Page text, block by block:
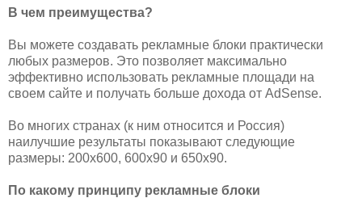
В чем преимущества?
Вы можете создавать рекламные блоки практически
любых размеров. Это позволяет максимально
эффективно использовать рекламные площади на
своем сайте и получать больше дохода от AdSense.
Во многих странах (к ним относится и Россия)
наилучшие результаты показывают следующие
размеры: 200x600, 600x90 и 650x90.
По какому принципу рекламные блоки